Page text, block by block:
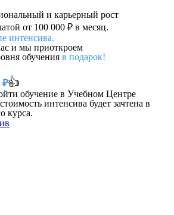
и карьерный рост
от 100 000 ₽ в месяц.
интенсива.
и мы приоткроем
обучения в подарок!
₽👍
обучение в Учебном Центре
интенсива будет зачтена в
курса.